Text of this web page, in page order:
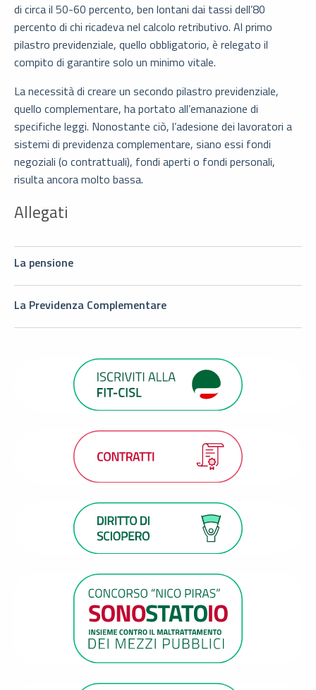
di circa il 50-60 percento, ben lontani dai tassi dell’80
percento di chi ricadeva nel calcolo retributivo. Al primo
pilastro previdenziale, quello obbligatorio, è relegato il
compito di garantire solo un minimo vitale.
La necessità di creare un secondo pilastro previdenziale,
quello complementare, ha portato all’emanazione di
specifiche leggi. Nonostante ciò, l’adesione dei lavoratori a
sistemi di previdenza complementare, siano essi fondi
negoziali (o contrattuali), fondi aperti o fondi personali,
risulta ancora molto bassa.
Allegati
La pensione
La Previdenza Complementare